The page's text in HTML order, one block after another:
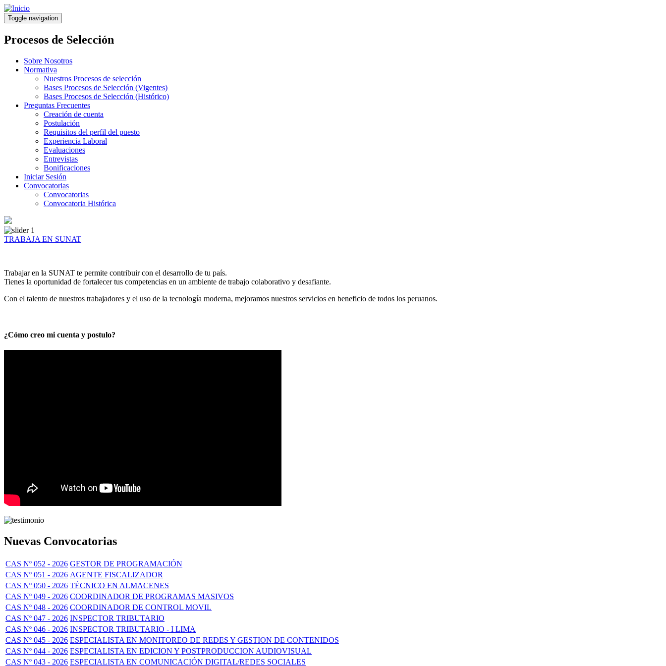
Pasar
al
contenido
principal
Toggle navigation
Procesos de Selección
Sobre Nosotros
Normativa
Nuestros Procesos de selección
Bases Procesos de Selección (Vigentes)
Bases Procesos de Selección (Histórico)
Preguntas Frecuentes
Creación de cuenta
Postulación
Requisitos del perfil del puesto
Experiencia Laboral
Evaluaciones
Entrevistas
Bonificaciones
Iniciar Sesión
Convocatorias
Convocatorias
Convocatoria Histórica
TRABAJA EN SUNAT
Trabajar en la SUNAT te permite contribuir con el desarrollo de tu país.
Tienes la oportunidad de fortalecer tus competencias en un ambiente de trabajo colaborativo y desafiante.
Con el talento de nuestros trabajadores y el uso de la tecnología moderna, mejoramos nuestros servicios en beneficio de todos los peruanos.
¿Cómo creo mi cuenta y postulo?
Nuevas Convocatorias
CAS Nº 052 - 2026 GESTOR DE PROGRAMACIÓN
CAS Nº 051 - 2026 AGENTE FISCALIZADOR
CAS Nº 050 - 2026 TÉCNICO EN ALMACENES
CAS Nº 049 - 2026 COORDINADOR DE PROGRAMAS MASIVOS
CAS Nº 048 - 2026 COORDINADOR DE CONTROL MOVIL
CAS Nº 047 - 2026 INSPECTOR TRIBUTARIO
CAS Nº 046 - 2026 INSPECTOR TRIBUTARIO - I LIMA
CAS Nº 045 - 2026 ESPECIALISTA EN MONITOREO DE REDES Y GESTION DE CONTENIDOS
CAS Nº 044 - 2026 ESPECIALISTA EN EDICION Y POSTPRODUCCION AUDIOVISUAL
CAS Nº 043 - 2026 ESPECIALISTA EN COMUNICACIÓN DIGITAL/REDES SOCIALES